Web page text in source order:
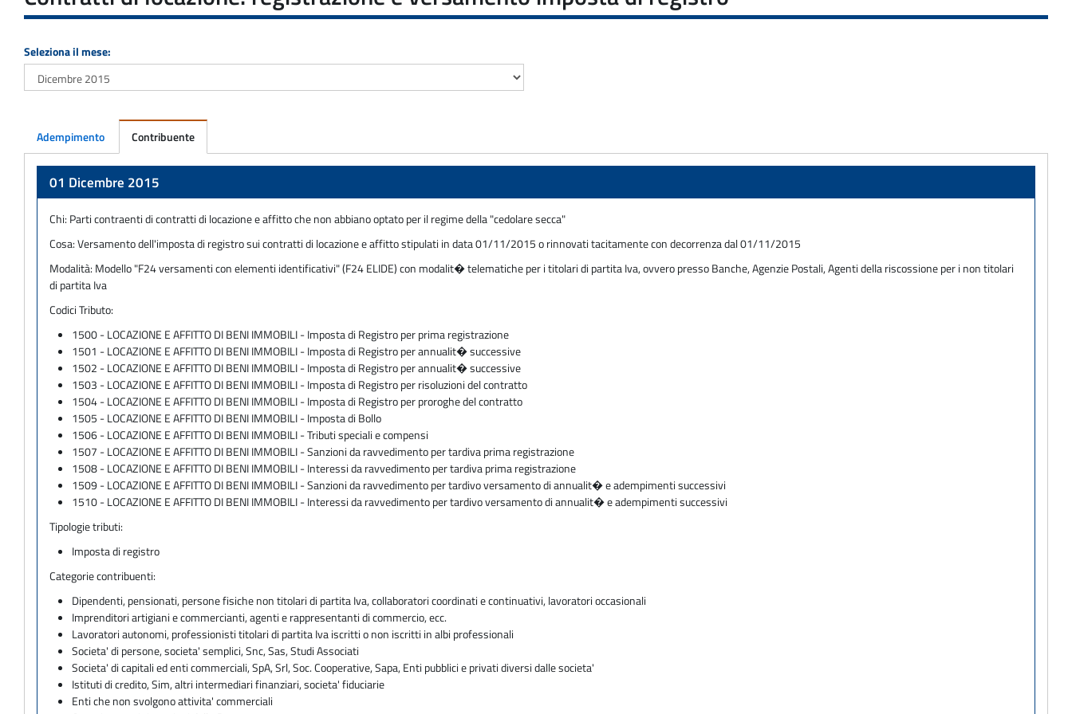
Seleziona il mese:
Adempimento Contribuente
01 Dicembre 2015
Chi: Parti contraenti di contratti di locazione e affitto che non abbiano optato per il regime della "cedolare secca"
Cosa:Versamento dell'imposta di registro sui contratti di locazione e affitto stipulati in data 01/11/2015 o rinnovati tacitamente con decorrenza dal 01/11/2015
Modalità: Modello "F24 versamenti con elementi identificativi" (F24 ELIDE) con modalit� telematiche per i titolari di partita Iva, ovvero presso Banche, Agenzie Postali, Agenti della riscossione per i non titolari
di partita Iva
Codici Tributo:
1500 - LOCAZIONE E AFFITTO DI BENI IMMOBILI - Imposta di Registro per prima registrazione
1501 - LOCAZIONE E AFFITTO DI BENI IMMOBILI - Imposta di Registro per annualit� successive
1502 - LOCAZIONE E AFFITTO DI BENI IMMOBILI - Imposta di Registro per annualit� successive
1503 - LOCAZIONE E AFFITTO DI BENI IMMOBILI - Imposta di Registro per risoluzioni del contratto
1504 - LOCAZIONE E AFFITTO DI BENI IMMOBILI - Imposta di Registro per proroghe del contratto
1505 - LOCAZIONE E AFFITTO DI BENI IMMOBILI - Imposta di Bollo
1506 - LOCAZIONE E AFFITTO DI BENI IMMOBILI - Tributi speciali e compensi
1507 - LOCAZIONE E AFFITTO DI BENI IMMOBILI - Sanzioni da ravvedimento per tardiva prima registrazione
1508 - LOCAZIONE E AFFITTO DI BENI IMMOBILI - Interessi da ravvedimento per tardiva prima registrazione
1509 - LOCAZIONE E AFFITTO DI BENI IMMOBILI - Sanzioni da ravvedimento per tardivo versamento di annualit� e adempimenti successivi
1510 - LOCAZIONE E AFFITTO DI BENI IMMOBILI - Interessi da ravvedimento per tardivo versamento di annualit� e adempimenti successivi
Tipologie tributi:
Imposta di registro
Categorie contribuenti:
Dipendenti, pensionati, persone fisiche non titolari di partita Iva, collaboratori coordinati e continuativi, lavoratori occasionali
Imprenditori artigiani e commercianti, agenti e rappresentanti di commercio, ecc.
Lavoratori autonomi, professionisti titolari di partita Iva iscritti o non iscritti in albi professionali
Societa' di persone, societa' semplici, Snc, Sas, Studi Associati
Societa' di capitali ed enti commerciali, SpA, Srl, Soc. Cooperative, Sapa, Enti pubblici e privati diversi dalle societa'
Istituti di credito, Sim, altri intermediari finanziari, societa' fiduciarie
Enti che non svolgono attivita' commerciali